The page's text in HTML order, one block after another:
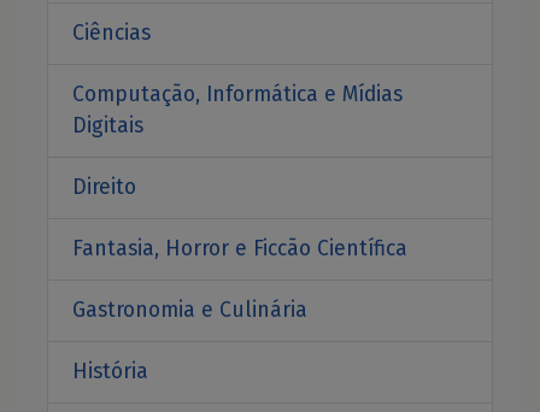
Ciências
Computação, Informática e Mídias
Digitais
Direito
Fantasia, Horror e Ficcão Científica
Gastronomia e Culinária
História